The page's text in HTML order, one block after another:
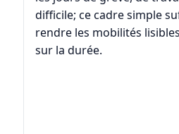
difficile; ce cadre simple
rendre les mobilités
sur la durée.